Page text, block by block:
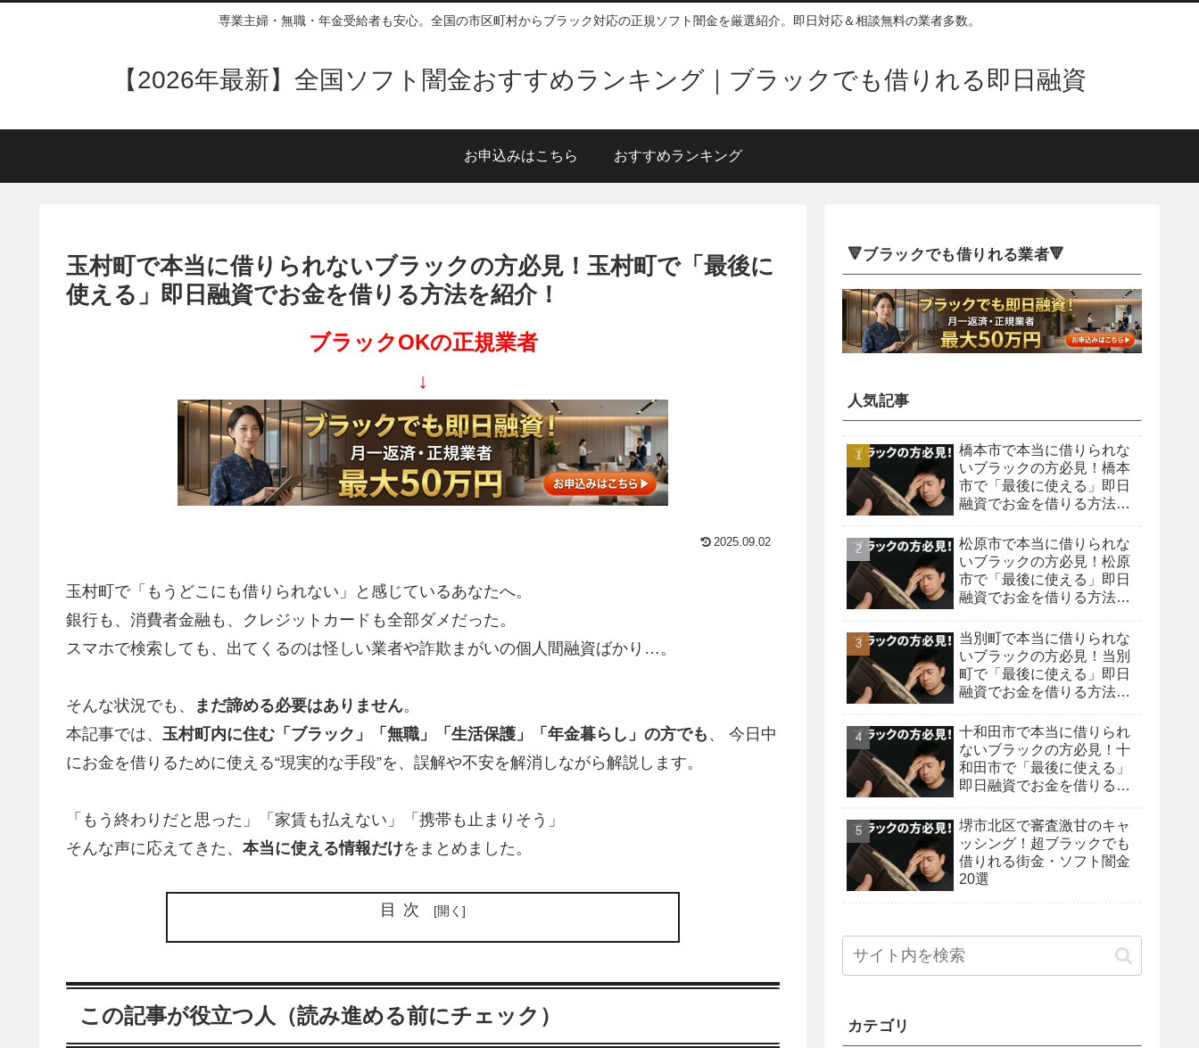
専業主婦・無職・年金受給者も安心。全国の市区町村からブラック対応の正規ソフト闇金を厳選紹介。即日対応＆相談無料の業者多数。
【2026年最新】全国ソフト闇金おすすめランキング｜ブラックでも借りれる即日融資
お申込みはこちら おすすめランキング
玉村町で本当に借りられないブラックの方必見！玉村町で「最後に
使える」即日融資でお金を借りる方法を紹介！
ブラックOKの正規業者
↓
2025.09.02
玉村町で「もうどこにも借りられない」と感じているあなたへ。
銀行も、消費者金融も、クレジットカードも全部ダメだった。
スマホで検索しても、出てくるのは怪しい業者や詐欺まがいの個人間融資ばかり…。
そんな状況でも、 まだ諦める必要はありません。
本記事では、 玉村町内に住む「ブラック」「無職」「生活保護」「年金暮らし」の方でも 、 今日中
にお金を借りるために使える“現実的な手段”を、誤解や不安を解消しながら解説します。
「もう終わりだと思った」「家賃も払えない」「携帯も止まりそう」
そんな声に応えてきた、 本当に使える情報だけをまとめました。
目次
この記事が役立つ人（読み進める前にチェック）
🔻ブラックでも借りれる業者🔻
人気記事
橋本市で本当に借りられな
いブラックの方必見！橋本
市で「最後に使える」即日
融資でお金を借りる方法を
松原市で本当に借りられな
いブラックの方必見！松原
市で「最後に使える」即日
融資でお金を借りる方法を
当別町で本当に借りられな
いブラックの方必見！当別
町で「最後に使える」即日
融資でお金を借りる方法を
十和田市で本当に借りられ
ないブラックの方必見！十
和田市で「最後に使える」
即日融資でお金を借りる方
堺市北区で審査激甘のキャ
ッシング！超ブラックでも
借りれる街金・ソフト闇金
20選
カテゴリ